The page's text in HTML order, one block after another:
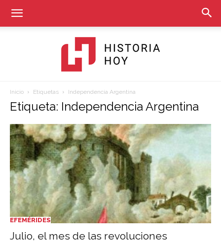
Historia
Hoy
Inicio Etiquetas Independencia Argentina
Etiqueta: Independencia Argentina
EFEMÉRIDES
Julio, el mes de las revoluciones